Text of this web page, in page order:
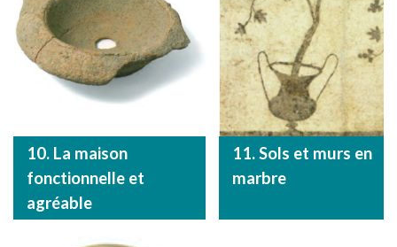
10. La maison
fonctionnelle et
agréable
11. Sols et murs en
marbre